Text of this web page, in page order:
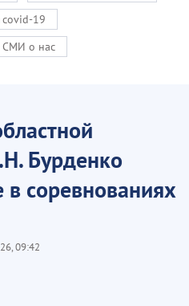
19
СМИ о нас
Бурденко
в соревнованиях
09:42